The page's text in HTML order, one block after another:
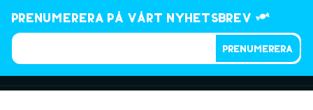
Prenumerera på vårt nyhetsbrev
PRENUMERERA